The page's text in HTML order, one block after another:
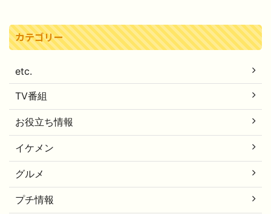
カテゴリー
etc.
TV番組
お役立ち情報
イケメン
グルメ
プチ情報